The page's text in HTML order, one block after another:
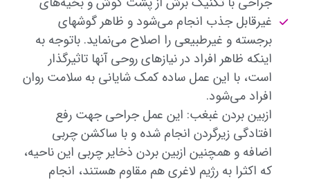
غیرقابل جذب انجام می‌شود و ظاهر گوشهای
برجسته و غیرطبیعی را اصلاح می‌نماید. باتوجه به
اینکه ظاهر افراد در نیازهای روحی آنها تاثیرگذار
است، با این عمل ساده کمک شایانی به سلامت روان
افراد می‌شود.
ازبین بردن غبغب: این عمل جراحی جهت رفع
افتادگی زیرگردن انجام شده و با ساکشن چربی
اضافه و همچنین ازبین بردن ذخایر چربی این ناحیه،
که اکثرا به رژیم لاغری هم مقاوم هستند، انجام